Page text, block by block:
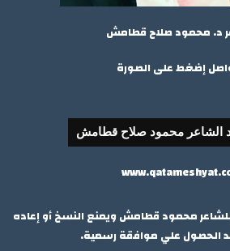
د. محمود صلاح قطامش
إضغط على الصورة
الشاعر محمود صلاح قطامش
محمود قطامش ويمنع النسخ أو إعاده
الحصول علي موافقة رسمية.